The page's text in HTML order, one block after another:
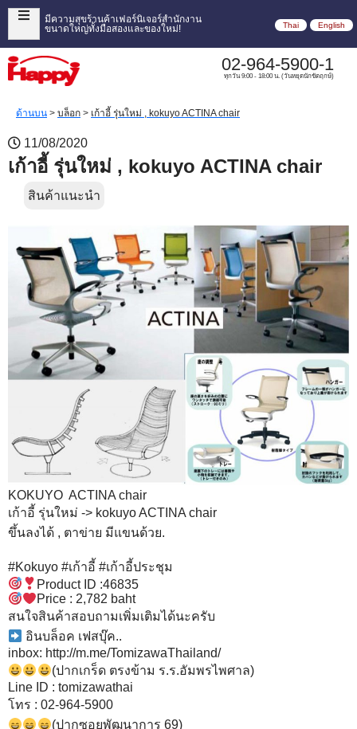
มีความสุขร้านค้าเฟอร์นิเจอร์สำนักงาน
ขนาดใหญ่ทั้งมือสองและของใหม่!
Thai English
02-964-5900-1
ทุกวัน 9:00 - 18:00 น. (วันหยุดนักขัตฤกษ์)
ด้านบน > บล็อก > เก้าอี้ รุ่นใหม่ , kokuyo ACTINA chair
11/08/2020
เก้าอี้ รุ่นใหม่ , kokuyo ACTINA chair
สินค้าแนะนำ
KOKUYO ACTINA chair
เก้าอี้ รุ่นใหม่ -> kokuyo ACTINA chair
ขึ้นลงได้ , ตาข่าย มีแขนด้วย.
#Kokuyo #เก้าอี้ #เก้าอี้ประชุม
Product ID :46835
Price : 2,782 baht
สนใจสินค้าสอบถามเพิ่มเติมได้นะครับ
อินบล็อค เฟสบุ๊ค..
inbox: http://m.me/TomizawaThailand/
(ปากเกร็ด ตรงข้าม ร.ร.อัมพรไพศาล)
Line ID : tomizawathai
โทร : 02-964-5900
(ปากซอยพัฒนาการ 69)